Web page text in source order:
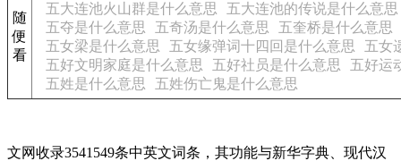
随
便
看
五大连池火山群是什么意思
五大连池的传说是什么意思
五夺是什么意思
五奇汤是什么意思
五奎桥是什么意思
五女梁是什么意思
五女缘弹词十四回是什么意思
五女
五好文明家庭是什么意思
五好社员是什么意思
五好运
五姓是什么意思
五姓伤亡鬼是什么意思
文网收录3541549条中英文词条，其功能与新华字典、现代汉